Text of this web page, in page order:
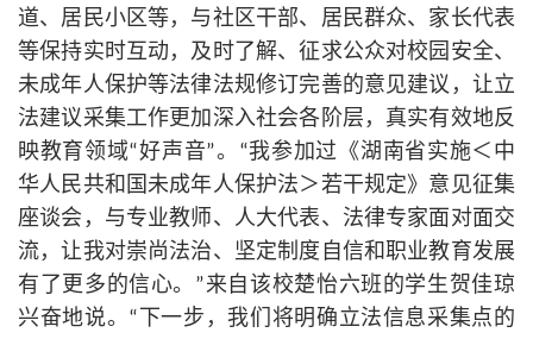
道、居民小区等，与社区干部、居民群众、家长代表
等保持实时互动，及时了解、征求公众对校园安全、
未成年人保护等法律法规修订完善的意见建议，让立
法建议采集工作更加深入社会各阶层，真实有效地反
映教育领域“好声音”。“我参加过《湖南省实施＜中
华人民共和国未成年人保护法＞若干规定》意见征集
座谈会，与专业教师、人大代表、法律专家面对面交
流，让我对崇尚法治、坚定制度自信和职业教育发展
有了更多的信心。”来自该校楚怡六班的学生贺佳琼
兴奋地说。“下一步，我们将明确立法信息采集点的